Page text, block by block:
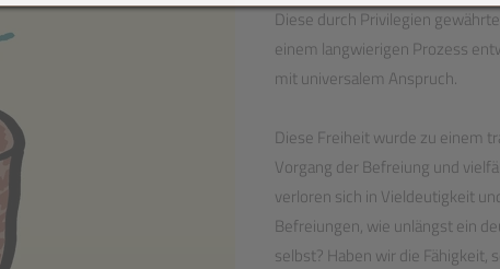
Diese durch Privilegien
einem langwierigen Prozess
mit universalem Anspruch.
Diese Freiheit wurde zu einem
Vorgang der Befreiung und
verloren sich in Vieldeutigkeit
Befreiungen, wie unlängst ein
selbst? Haben wir die Fähigkeit,